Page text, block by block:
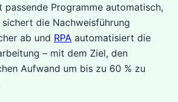
Programme automatisch,
sichert die Nachweisführung
ab und RPA automatisiert die
– mit dem Ziel, den
Aufwand um bis zu 60 % zu